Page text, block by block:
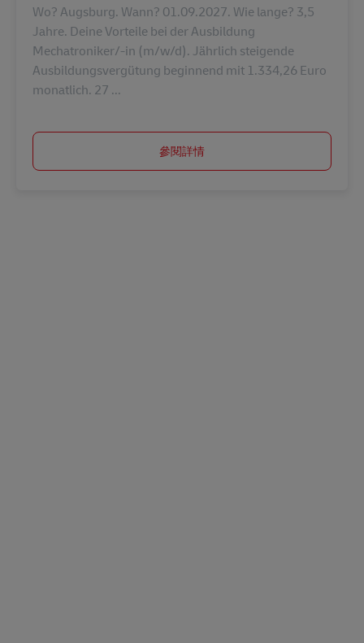
Wo? Augsburg. Wann? 01.09.2027. Wie lange? 3,5
Jahre. Deine Vorteile bei der Ausbildung
Mechatroniker/-in (m/w/d). Jährlich steigende
Ausbildungsvergütung beginnend mit 1.334,26 Euro
monatlich. 27 ...
參閱詳情